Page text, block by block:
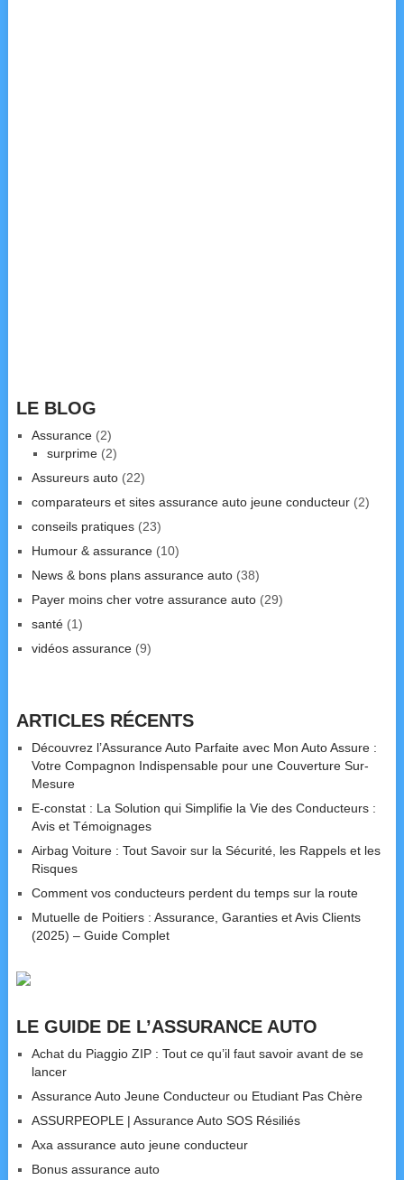
LE BLOG
Assurance(2)
surprime(2)
Assureurs auto(22)
comparateurs et sites assurance auto jeune conducteur(2)
conseils pratiques(23)
Humour & assurance(10)
News & bons plans assurance auto(38)
Payer moins cher votre assurance auto(29)
santé(1)
vidéos assurance(9)
ARTICLES RÉCENTS
Découvrez l’Assurance Auto Parfaite avec Mon Auto Assure :
Votre Compagnon Indispensable pour une Couverture Sur-
Mesure
E-constat : La Solution qui Simplifie la Vie des Conducteurs :
Avis et Témoignages
Airbag Voiture : Tout Savoir sur la Sécurité, les Rappels et les
Risques
Comment vos conducteurs perdent du temps sur la route
Mutuelle de Poitiers : Assurance, Garanties et Avis Clients
(2025) – Guide Complet
LE GUIDE DE L’ASSURANCE AUTO
Achat du Piaggio ZIP : Tout ce qu’il faut savoir avant de se
lancer
Assurance Auto Jeune Conducteur ou Etudiant Pas Chère
ASSURPEOPLE | Assurance Auto SOS Résiliés
Axa assurance auto jeune conducteur
Bonus assurance auto